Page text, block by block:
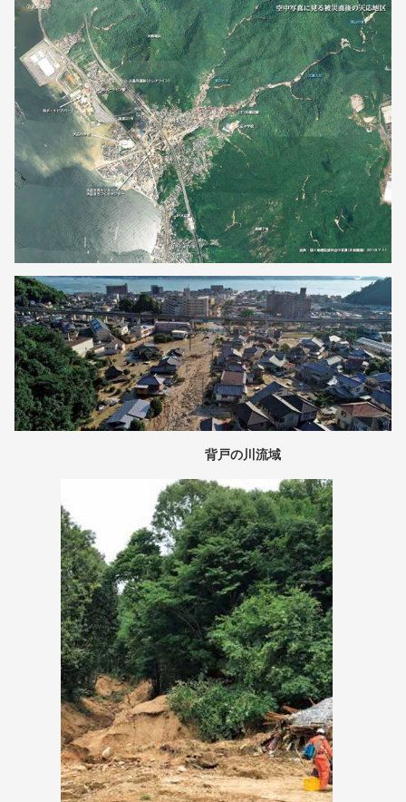
背戸の川流域